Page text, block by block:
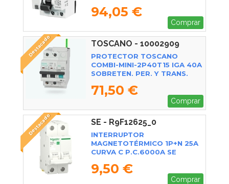
94,05 €
Comprar
Destacado TOSCANO - 10002909
PROTECTOR TOSCANO
COMBI-MINI-2P40T15 IGA 40A
SOBRETEN. PER. Y TRANS.
71,50 €
Comprar
Destacado SE - R9F12625_0
INTERRUPTOR
MAGNETOTÉRMICO 1P+N 25A
CURVA C P.C.6000A SE
9,50 €
Comprar